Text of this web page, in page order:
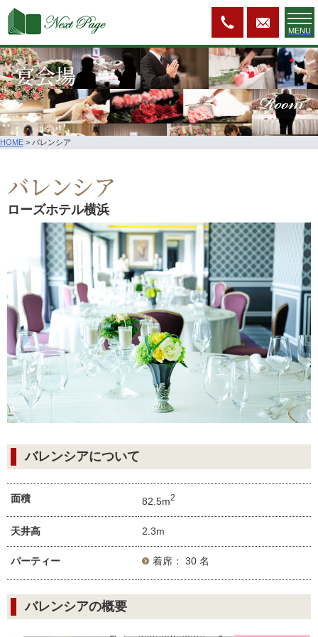
MENU
宴会場 Room
HOME > バレンシア
バレンシア
ローズホテル横浜
バレンシアについて
面積 82.5m2
天井高 2.3m
パーティー 着席： 30 名
バレンシアの概要